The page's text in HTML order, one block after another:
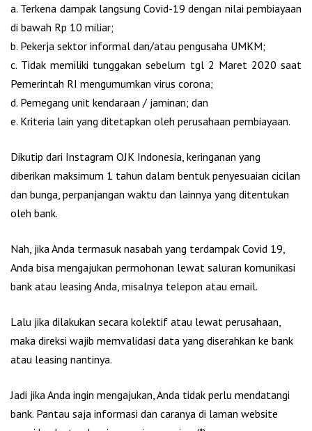
a. Terkena dampak langsung Covid-19 dengan nilai pembiayaan
di bawah Rp 10 miliar;
b. Pekerja sektor informal dan/atau pengusaha UMKM;
c. Tidak memiliki tunggakan sebelum tgl 2 Maret 2020 saat
Pemerintah RI mengumumkan virus corona;
d. Pemegang unit kendaraan / jaminan; dan
e. Kriteria lain yang ditetapkan oleh perusahaan pembiayaan.
Dikutip dari Instagram OJK Indonesia, keringanan yang
diberikan maksimum 1 tahun dalam bentuk penyesuaian cicilan
dan bunga, perpanjangan waktu dan lainnya yang ditentukan
oleh bank.
Nah, jika Anda termasuk nasabah yang terdampak Covid 19,
Anda bisa mengajukan permohonan lewat saluran komunikasi
bank atau leasing Anda, misalnya telepon atau email.
Lalu jika dilakukan secara kolektif atau lewat perusahaan,
maka direksi wajib memvalidasi data yang diserahkan ke bank
atau leasing nantinya.
Jadi jika Anda ingin mengajukan, Anda tidak perlu mendatangi
bank. Pantau saja informasi dan caranya di laman website